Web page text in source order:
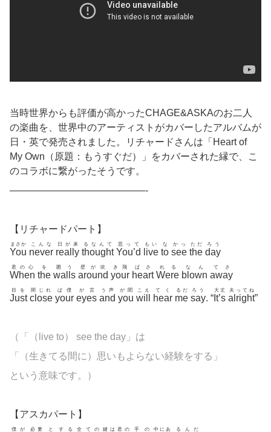
当時世界からも評価が高かったCHAGE&ASKAのお二人
の楽曲を、世界中のアーティストがカバーしたアルバムが
日・英で発売されました。リチャードさんは「Heart of
My Own（原題：もうすぐだ）」をカバーされた縁で、こ
のコラボに繋がったそうです。
——————————————-
【リチャードパート】
You
まさか
never
こんな
really
日が来
thought
るなんて
You’d
思って
live
もい
to
な
see
かっ
the
ただ
day
ろう
When
君の心
the
を
walls
囲う
around
壁が吹
your
き飛
heart
ばさ
Were
れる
blown
なん
away
てさ
Just
目を
close
閉じれ
your
ば僕
eyes
が言
and
う声
you
が聞
will
こえ
hear
てく
me
るだ
say
ろう
. “ It’s
大丈
alright
夫ってね
”
（「（live to） see the day」は
「（生きてる間に）思いもよらない経験をする」
という意味です。）
【アスカパート】
僕が 必要 と する全ての 鍵 は君の 手 の 中にあ るんだ